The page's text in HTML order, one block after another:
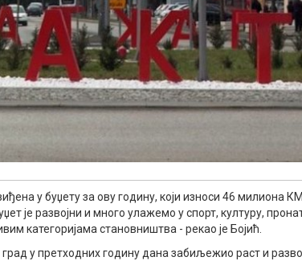
у буџету за ову годину, који износи 46 милиона КМ
је развојни и много улажемо у спорт, културу,
категоријама становништва - рекао је Бојић.
град у претходних годину дана забиљежио раст и